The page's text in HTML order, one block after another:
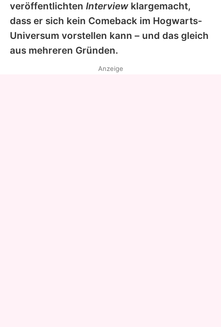
veröffentlichten Interview klargemacht,
dass er sich kein Comeback im Hogwarts-
Universum vorstellen kann – und das gleich
aus mehreren Gründen.
Anzeige